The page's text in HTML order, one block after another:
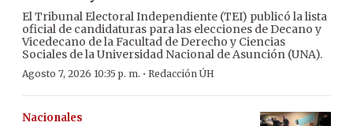
El Tribunal Electoral Independiente (TEI) publicó la lista
oficial de candidaturas para las elecciones de Decano y
Vicedecano de la Facultad de Derecho y Ciencias
Sociales de la Universidad Nacional de Asunción (UNA).
Agosto 7, 2026 10:35 p. m. · Redacción ÚH
Nacionales